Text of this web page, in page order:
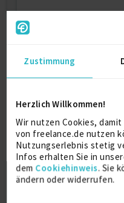
Zustimmung
Herzlich Willkommen!
Wir nutzen Cookies,
von freelance.de nutzen
Nutzungserlebnis stetig
Infos erhalten Sie in
dem Cookiehinweis. Sie
ändern oder widerrufen.
Modedesignerin
2021
München
Weitere Kenntnisse